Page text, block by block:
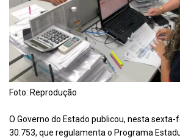
Foto: Reprodução
O Governo do Estado publicou, nesta sexta-
30.753, que regulamenta o Programa